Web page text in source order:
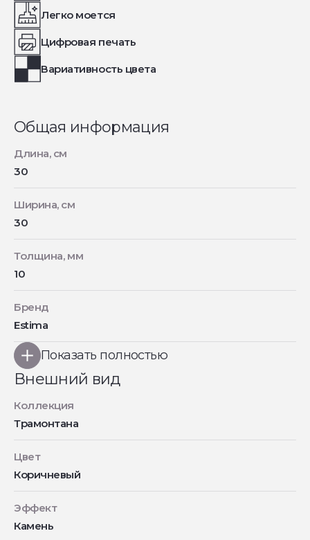
Легко моется
Цифровая печать
Вариативность цвета
Общая информация
Длина, см
30
Ширина, см
30
Толщина, мм
10
Бренд
Estima
Показать полностью
Внешний вид
Коллекция
Трамонтана
Цвет
Коричневый
Эффект
Камень